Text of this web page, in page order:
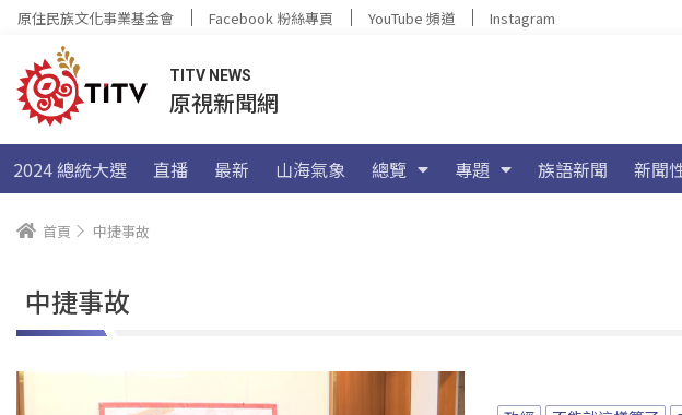
原住民族文化事業基金會 Facebook 粉絲專頁 YouTube 頻道 Instagram
TITV NEWS
原視新聞網
2024 總統大選 直播 最新 山海氣象 總覽 專題 族語新聞 新聞
首頁 中捷事故
中捷事故